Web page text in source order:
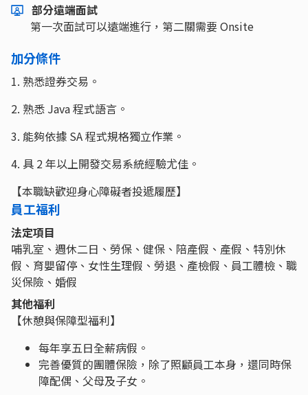
部分遠端面試
第一次面試可以遠端進行，第二關需要 Onsite
加分條件
1. 熟悉證券交易。
2. 熟悉 Java 程式語言。
3. 能夠依據 SA 程式規格獨立作業。
4. 具 2 年以上開發交易系統經驗尤佳。
【本職缺歡迎身心障礙者投遞履歷】
員工福利
法定項目
哺乳室、週休二日、勞保、健保、陪產假、產假、特別休
假、育嬰留停、女性生理假、勞退、產檢假、員工體檢、職
災保險、婚假
其他福利
【休憩與保障型福利】
每年享五日全薪病假。
完善優質的團體保險，除了照顧員工本身，還同時保
障配偶、父母及子女。